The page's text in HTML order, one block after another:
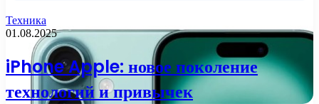
Техника
01.08.2025
iPhone Apple: новое поколение
технологий и привычек